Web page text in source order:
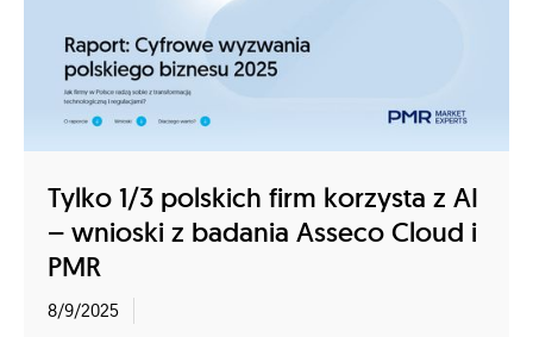
Tylko 1/3 polskich firm korzysta z AI
– wnioski z badania Asseco Cloud i
PMR
8/9/2025